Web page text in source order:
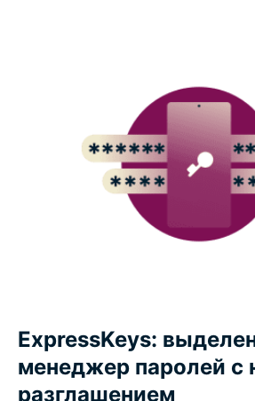
ExpressKeys:
менеджер паролей с
разглашением